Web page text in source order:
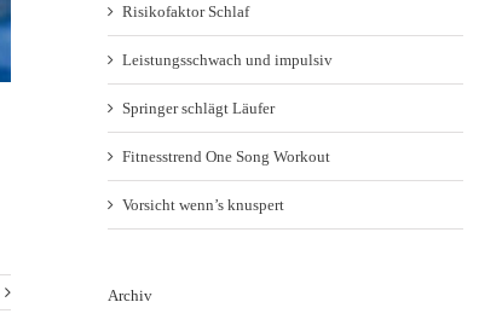
Risikofaktor Schlaf
Leistungsschwach und impulsiv
Springer schlägt Läufer
Fitnesstrend One Song Workout
Vorsicht wenn’s knuspert
Archiv